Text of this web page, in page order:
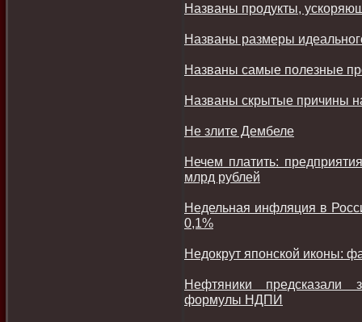
Названы продукты,
Названы размеры
Названы самые полезные
Названы скрытые причины
Не злите Дембеле
Нечем платить:
млрд рублей
Недельная инфляция в
0,1%
Недокрут японской иконы:
Нефтяники предсказали
формулы НДПИ